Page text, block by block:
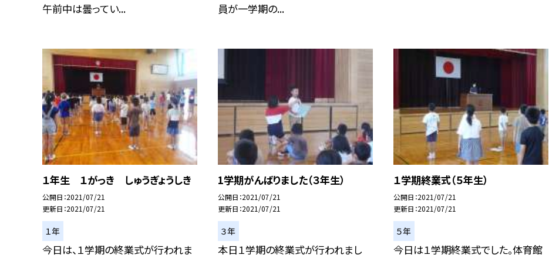
午前中は曇ってい...
員が一学期の...
１年生 １がっき しゅうぎょうしき
公開日 2021/07/21
更新日 2021/07/21
１年
今日は、１学期の終業式が行われま
1学期がんばりました（３年生）
公開日 2021/07/21
更新日 2021/07/21
３年
本日１学期の終業式が行われまし
１学期終業式（５年生）
公開日 2021/07/21
更新日 2021/07/21
５年
今日は１学期終業式でした。体育館